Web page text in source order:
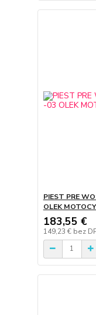
PIEST PRE
OLEK
183,55 €
149,23 € bez